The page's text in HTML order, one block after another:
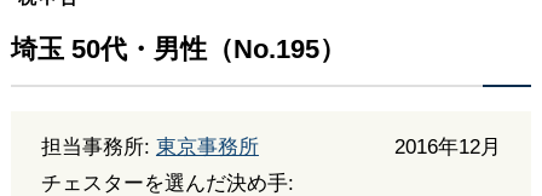
埼玉 50代・男性（No.195）
担当事務所: 東京事務所
2016年12月
チェスターを選んだ決め手: